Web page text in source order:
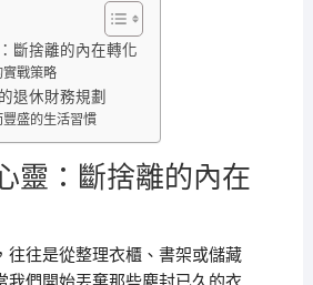
斷捨離的內在轉化
戰策略
退休財務規劃
盛的生活習慣
靈：斷捨離的內在
往往是從整理衣櫃、書架或儲藏